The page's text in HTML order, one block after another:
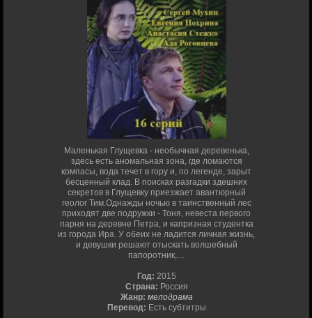
Маленькая Глущевка - необычная деревенька,
здесь есть аномальная зона, где ломаются
компасы, вода течет в гору и, по легенде, зарыт
бесценный клад. В поисках разгадки здешних
секретов в Глущевку приезжает авантюрный
геолог Тим.Однажды ночью в таинственный лес
приходят две подружки - Тоня, невеста первого
парня на деревне Петра, и капризная студентка
из города Ира. У обеих не ладится личная жизнь,
и девушки решают отыскать волшебный
папоротник,…
Год: 2015
Страна: Россия
Жанр: мелодрама
Перевод: Есть субтитры